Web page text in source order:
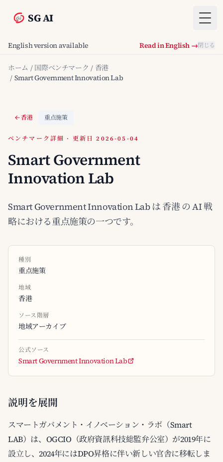
SG AI
English version available Read in English →閉じる
ホーム / 国際ベンチマーク / 香港
/ Smart Government Innovation Lab
香港 重点施策
ベンチマーク詳細 · 更新日 2026-05-04
Smart Government
Innovation Lab
Smart Government Innovation Lab は 香港 の AI 戦
略における重点施策の一つです。
種別
重点施策
地域
香港
ソース階層
地域アーカイブ
公式ソース
Smart Government Innovation Lab
説明を展開
スマートガバメント・イノベーション・ラボ（Smart
LAB）は、OGCIO（政府資訊科技総監弁公室）が2019年に
設立し、2024年にはDPO昇格に伴い新しい官舎に移転しま